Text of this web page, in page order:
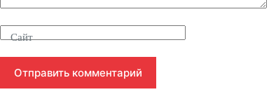
Сайт
Отправить комментарий